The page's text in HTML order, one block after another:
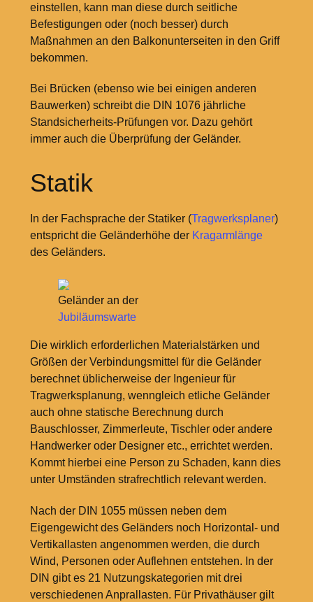
einstellen, kann man diese durch seitliche
Befestigungen oder (noch besser) durch
Maßnahmen an den Balkonunterseiten in den Griff
bekommen.
Bei Brücken (ebenso wie bei einigen anderen
Bauwerken) schreibt die DIN 1076 jährliche
Standsicherheits-Prüfungen vor. Dazu gehört
immer auch die Überprüfung der Geländer.
Statik
In der Fachsprache der Statiker (Tragwerksplaner)
entspricht die Geländerhöhe der Kragarmlänge
des Geländers.
Geländer an der
Jubiläumswarte
Die wirklich erforderlichen Materialstärken und
Größen der Verbindungsmittel für die Geländer
berechnet üblicherweise der Ingenieur für
Tragwerksplanung, wenngleich etliche Geländer
auch ohne statische Berechnung durch
Bauschlosser, Zimmerleute, Tischler oder andere
Handwerker oder Designer etc., errichtet werden.
Kommt hierbei eine Person zu Schaden, kann dies
unter Umständen strafrechtlich relevant werden.
Nach der DIN 1055 müssen neben dem
Eigengewicht des Geländers noch Horizontal- und
Vertikallasten angenommen werden, die durch
Wind, Personen oder Auflehnen entstehen. In der
DIN gibt es 21 Nutzungskategorien mit drei
verschiedenen Anprallasten. Für Privathäuser gilt